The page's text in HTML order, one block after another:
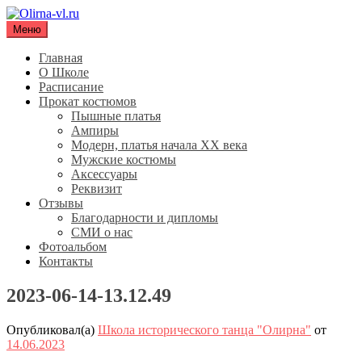
Перейти
содержимому
Olirna-vl.ru
Школа исторического танца "Олирна"
Меню
Главная
О Школе
Расписание
Прокат костюмов
Пышные платья
Ампиры
Модерн, платья начала XX века
Мужские костюмы
Аксессуары
Реквизит
Отзывы
Благодарности и дипломы
СМИ о нас
Фотоальбом
Контакты
2023-06-14-13.12.49
Опубликовал(а) Школа исторического танца "Олирна" от
14.06.2023